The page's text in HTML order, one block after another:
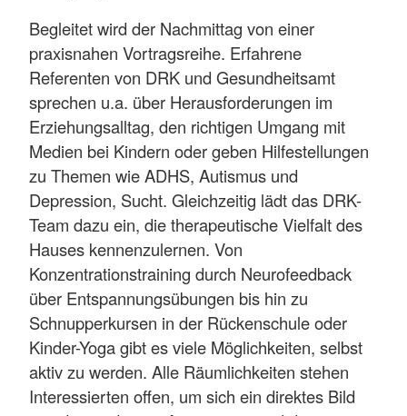
Begleitet wird der Nachmittag von einer
praxisnahen Vortragsreihe. Erfahrene
Referenten von DRK und Gesundheitsamt
sprechen u.a. über Herausforderungen im
Erziehungsalltag, den richtigen Umgang mit
Medien bei Kindern oder geben Hilfestellungen
zu Themen wie ADHS, Autismus und
Depression, Sucht. Gleichzeitig lädt das DRK-
Team dazu ein, die therapeutische Vielfalt des
Hauses kennenzulernen. Von
Konzentrationstraining durch Neurofeedback
über Entspannungsübungen bis hin zu
Schnupperkursen in der Rückenschule oder
Kinder-Yoga gibt es viele Möglichkeiten, selbst
aktiv zu werden. Alle Räumlichkeiten stehen
Interessierten offen, um sich ein direktes Bild